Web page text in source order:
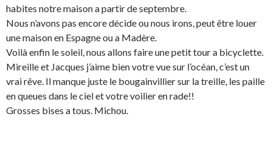
habites notre maison a partir de septembre.
Nous n’avons pas encore décide ou nous irons, peut être louer
une maison en Espagne ou a Madère.
Voilà enfin le soleil, nous allons faire une petit tour a bicyclette.
Mireille et Jacques j’aime bien votre vue sur l’océan, c’est un
vrai rêve. Il manque juste le bougainvillier sur la treille, les paille
en queues dans le ciel et votre voilier en rade!!
Grosses bises a tous. Michou.